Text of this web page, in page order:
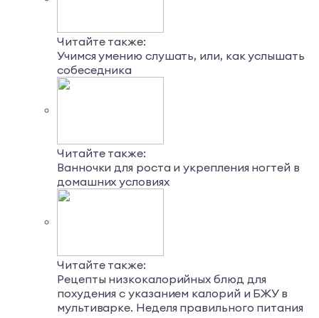
Читайте также:
Учимся умению слушать, или, как услышать
собеседника
Читайте также:
Ванночки для роста и укрепления ногтей в
домашних условиях
Читайте также:
Рецепты низкокалорийных блюд для
похудения с указанием калорий и БЖУ в
мультиварке. Неделя правильного питания